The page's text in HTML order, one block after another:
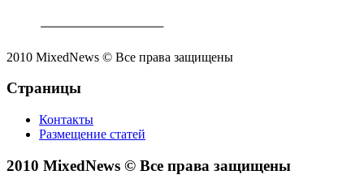
2010 MixedNews © Все права защищены
Страницы
Контакты
Размещение статей
2010 MixedNews © Все права защищены